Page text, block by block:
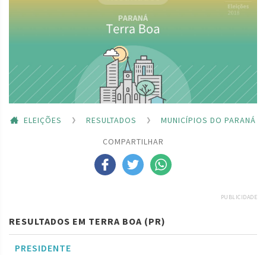
ELEIÇÕES RESULTADOS
MUNICÍPIOS DO PARANÁ
COMPARTILHAR
PUBLICIDADE
RESULTADOS EM TERRA BOA (PR)
PRESIDENTE